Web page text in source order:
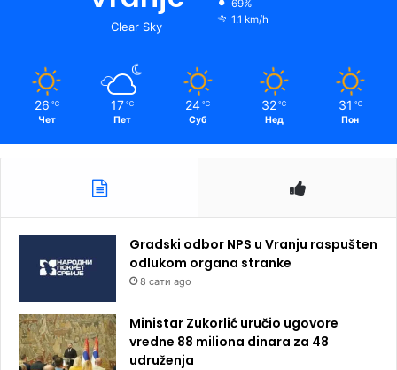
Clear Sky
69%
1.1 km/h
26 ℃
Чет
17 ℃
Пет
24 ℃
Суб
32 ℃
Нед
31 ℃
Пон
Gradski odbor NPS u Vranju raspušten
odlukom organa stranke
8 сати ago
Ministar Zukorlić uručio ugovore
vredne 88 miliona dinara za 48
udruženja